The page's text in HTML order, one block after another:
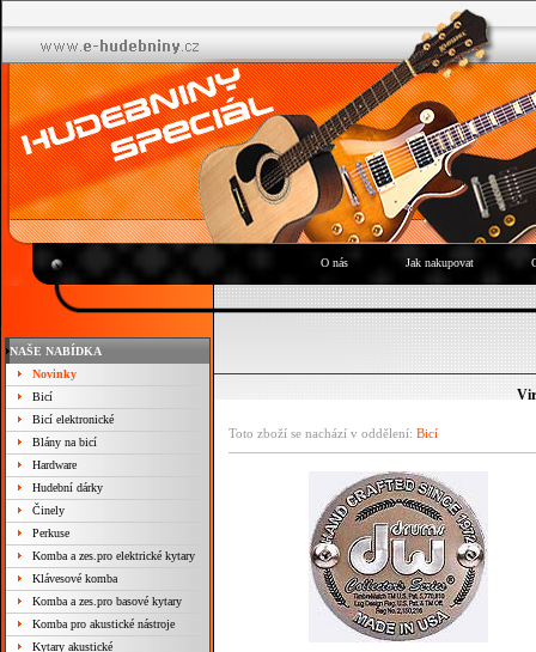
O nás Jak nakupovat
NAŠE NABÍDKA
Novinky
Bicí
Bicí elektronické
Blány na bicí
Hardware
Hudební dárky
Činely
Perkuse
Komba a zes.pro elektrické kytary
Klávesové komba
Komba a zes.pro basové kytary
Komba pro akustické nástroje
Kytary akustické
Toto zboží se nachází v oddělení: Bicí